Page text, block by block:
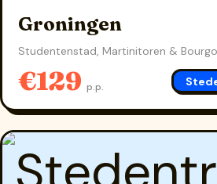
Groningen
Studentenstad, Martinitoren &
€129 p.p.